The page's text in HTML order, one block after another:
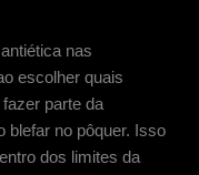
nas
escolher quais
parte da
blefar no pôquer. Isso
dos limites da